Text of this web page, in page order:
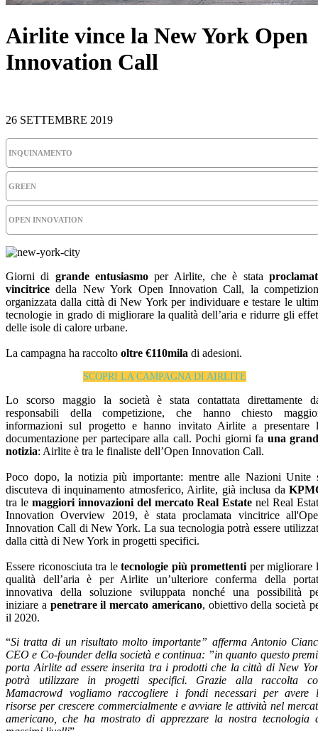
Airlite vince la New York Open
Innovation Call
26 SETTEMBRE 2019
INQUINAMENTO
GREEN
OPEN INNOVATION
Giorni di grande entusiasmo per Airlite, che è stata
vincitrice della New York Open Innovation Call, la
organizzata dalla città di New York per individuare e testare le
tecnologie in grado di migliorare la qualità dell’aria e ridurre gli
delle isole di calore urbane.
La campagna ha raccolto oltre €110mila di adesioni.
SCOPRI LA CAMPAGNA DI AIRLITE
Lo scorso maggio la società è stata contattata direttamente
responsabili della competizione, che hanno chiesto
informazioni sul progetto e hanno invitato Airlite a presentare
documentazione per partecipare alla call. Pochi giorni fa una
notizia: Airlite è tra le finaliste dell’Open Innovation Call.
Poco dopo, la notizia più importante: mentre alle Nazioni Unite
discuteva di inquinamento atmosferico, Airlite, già inclusa da
tra le maggiori innovazioni del mercato Real Estate nel Real
Innovation Overview 2019, è stata proclamata vincitrice
Innovation Call di New York. La sua tecnologia potrà essere
dalla città di New York in progetti specifici.
Essere riconosciuta tra letecnologie più promettenti per migliorare
qualità dell’aria è per Airlite un’ulteriore conferma della
innovativa della soluzione sviluppata nonché una possibilità
iniziare a penetrare il mercato americano, obiettivo della società
il 2020.
“Si tratta di un risultato molto importante” afferma Antonio
CEO e Co-founder della società e continua: ”in quanto questo
porta Airlite ad essere inserita tra i prodotti che la città di New
potrà utilizzare in progetti specifici. Grazie alla raccolta
Mamacrowd vogliamo raccogliere i fondi necessari per avere
risorse per crescere commercialmente e avviare le attività nel
americano, che ha mostrato di apprezzare la nostra tecnologia